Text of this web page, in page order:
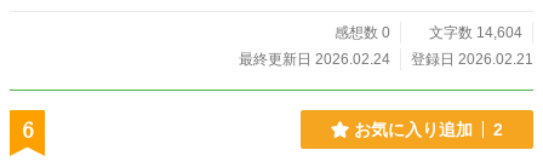
phapolis.co.jp/novel/99661393/811024730
感想数 0
文字数 14,604
最終更新日 2026.02.24
登録日 2026.02.21
6 お気に入り追加 2